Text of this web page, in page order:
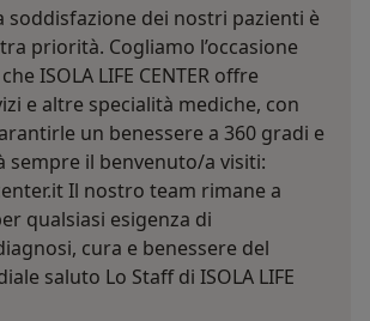
soddisfazione dei nostri pazienti è
priorità. Cogliamo l’occasione
ISOLA LIFE CENTER offre
e altre specialità mediche, con
un benessere a 360 gradi e
sempre il benvenuto/a visiti:
Il nostro team rimane a
qualsiasi esigenza di
cura e benessere del
saluto Lo Staff di ISOLA LIFE